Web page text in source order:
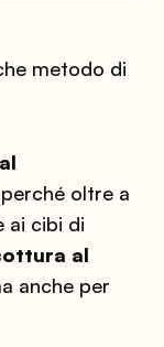
metodo di
oltre a
ai cibi di
al
anche per